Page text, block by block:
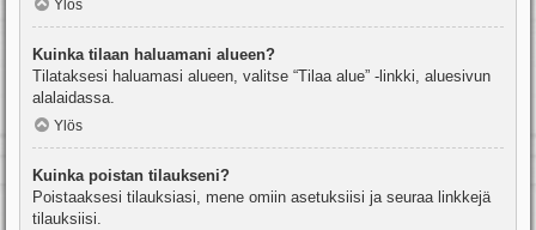
Ylös
Kuinka tilaan haluamani alueen?
Tilataksesi haluamasi alueen, valitse “Tilaa alue” -linkki, aluesivun
alalaidassa.
Ylös
Kuinka poistan tilaukseni?
Poistaaksesi tilauksiasi, mene omiin asetuksiisi ja seuraa linkkejä
tilauksiisi.